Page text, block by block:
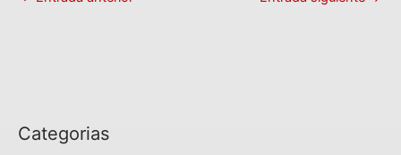
Categorias
C